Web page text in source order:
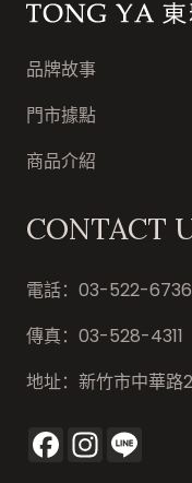
品牌故事
門市據點
商品介紹
CONTACT
電話： 03-522-6736
傳真： 03-528-4311
地址： 新竹市中華
FacebookInstagram